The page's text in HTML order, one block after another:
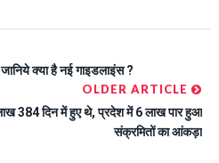
क्या है नई गाइडलाइंस ?
OLDER ARTICLE
384 दिन में हुए थे, प्रदेश में 6 लाख पार हुआ
संक्रमितों का आंकड़ा